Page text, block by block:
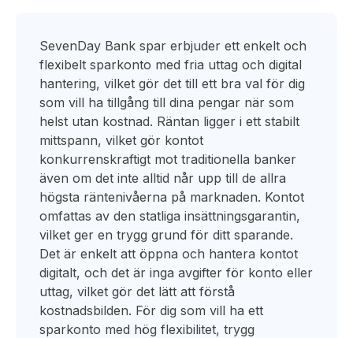
SevenDay Bank spar erbjuder ett enkelt och
flexibelt sparkonto med fria uttag och digital
hantering, vilket gör det till ett bra val för dig
som vill ha tillgång till dina pengar när som
helst utan kostnad. Räntan ligger i ett stabilt
mittspann, vilket gör kontot
konkurrenskraftigt mot traditionella banker
även om det inte alltid når upp till de allra
högsta räntenivåerna på marknaden. Kontot
omfattas av den statliga insättningsgarantin,
vilket ger en trygg grund för ditt sparande.
Det är enkelt att öppna och hantera kontot
digitalt, och det är inga avgifter för konto eller
uttag, vilket gör det lätt att förstå
kostnadsbilden. För dig som vill ha ett
sparkonto med hög flexibilitet, trygg